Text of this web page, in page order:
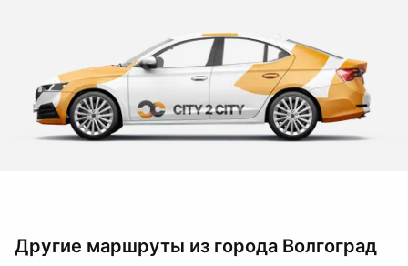
Другие маршруты из города Волгоград